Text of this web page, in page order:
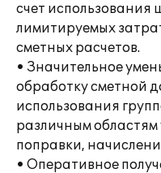
счет
лимитируемых
сметных расчетов.
• Значительное
обработку сметной
использования
различным областям
поправки,
• Оперативное